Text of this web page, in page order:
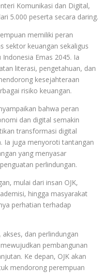
Komunikasi dan Digital,
5.000 peserta secara daring.
memiliki peran
sektor keuangan sekaligus
Emas 2045. Ia
literasi, pengetahuan, dan
kesejahteraan
risiko keuangan.
bahwa peran
dan digital semakin
transformasi digital
Ia juga menyoroti tantangan
yang menyasar
perlindungan.
mulai dari insan OJK,
hingga masyarakat
perhatian terhadap
dan perlindungan
pembangunan
Ke depan, OJK akan
mendorong perempuan